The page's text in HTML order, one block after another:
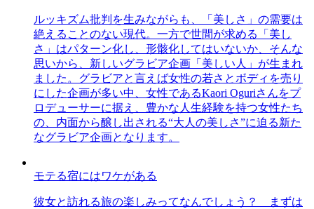
ルッキズム批判を生みながらも、「美しさ」の需要は
絶えることのない現代。一方で世間が求める「美し
さ」はパターン化し、形骸化してはいないか、そんな
思いから、新しいグラビア企画「美しい人」が生まれ
ました。グラビアと言えば女性の若さとボディを売り
にした企画が多い中、女性であるKaori Oguriさんをプ
ロデューサーに据え、豊かな人生経験を持つ女性たち
の、内面から醸し出される“大人の美しさ”に迫る新た
なグラビア企画となります。
モテる宿にはワケがある
彼女と訪れる旅の楽しみってなんでしょう？ まずは